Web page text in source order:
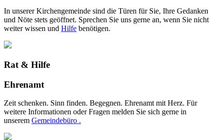
In unserer Kirchengemeinde sind die Türen für Sie, Ihre Gedanken
und Nöte stets geöffnet. Sprechen Sie uns gerne an, wenn Sie nicht
weiter wissen und Hilfe benötigen.
Rat & Hilfe
Ehrenamt
Zeit schenken. Sinn finden. Begegnen. Ehrenamt mit Herz. Für
weitere Informationen oder Fragen melden Sie sich gerne in
unserem Gemeindebüro .